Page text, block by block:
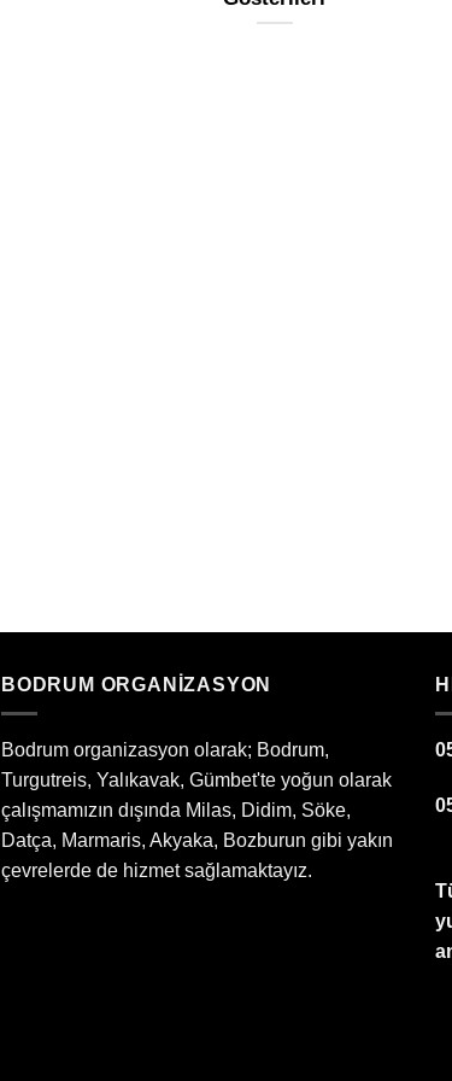
BODRUM ORGANIZASYON
Bodrum organizasyon olarak; Bodrum,
Turgutreis, Yalıkavak, Gümbet'te yoğun olarak
çalışmamızın dışında Milas, Didim, Söke,
Datça, Marmaris, Akyaka, Bozburun gibi yakın
çevrelerde de hizmet sağlamaktayız.